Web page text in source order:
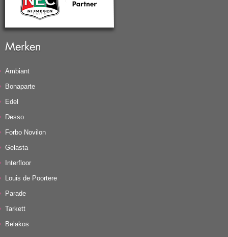
Merken
Ambiant
Bonaparte
Edel
Desso
Forbo Novilon
Gelasta
Interfloor
Louis de Poortere
Parade
Tarkett
Belakos